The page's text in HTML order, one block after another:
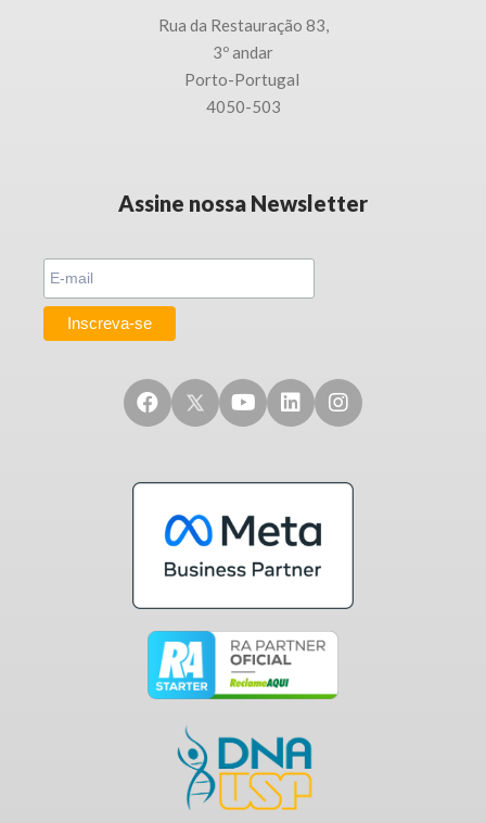
Rua da Restauração 83,
3º andar
Porto-Portugal
4050-503
Assine nossa Newsletter